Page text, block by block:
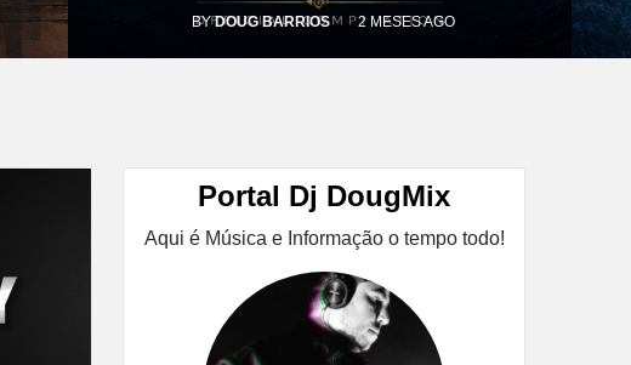
BY DOUG BARRIOS 2 MESES AGO
Portal Dj DougMix
Aqui é Música e Informação o tempo todo!